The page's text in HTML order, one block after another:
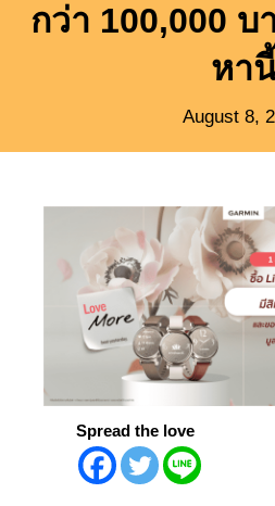
กว่า 100,000 บ
หา
August 8,
Spread the love